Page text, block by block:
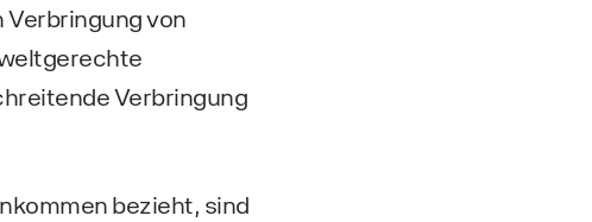
von
Verbringung
bezieht, sind